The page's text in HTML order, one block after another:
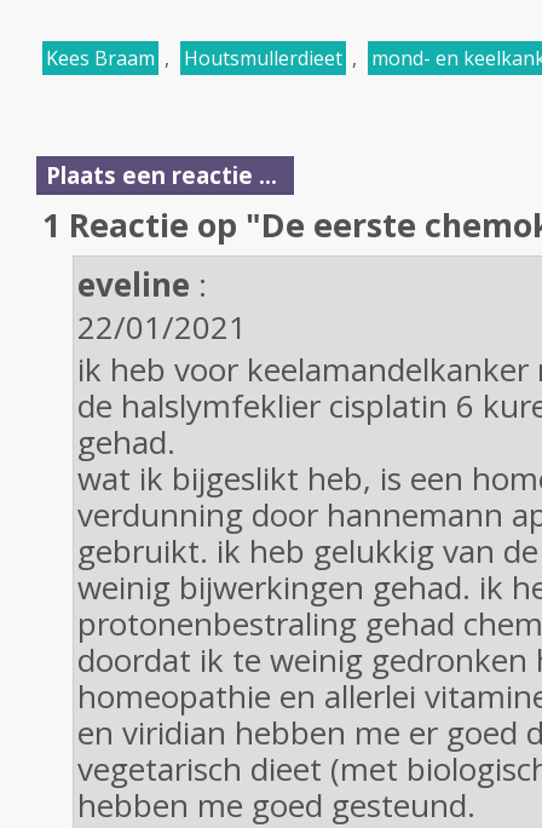
Kees Braam , Houtsmullerdieet , mond- en
Plaats een reactie ...
1 Reactie op "De eerste
eveline :
22/01/2021
ik heb voor
de halslymfeklier cisplatin 6
gehad.
wat ik bijgeslikt heb, is een
verdunning door hannemann
gebruikt. ik heb gelukkig van
weinig bijwerkingen gehad. ik
protonenbestraling gehad
doordat ik te weinig gedronken
homeopathie en allerlei
en viridian hebben me er goed
vegetarisch dieet (met
hebben me goed gesteund.